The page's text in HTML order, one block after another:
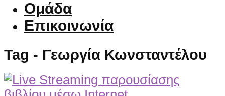
Ομάδα
Επικοινωνία
Tag - Γεωργία Κωνσταντέλου